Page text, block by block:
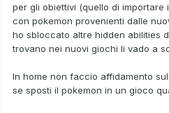
per gli obiettivi (quello di importare
con pokemon provenienti dalle
ho sbloccato altre hidden abilities
trovano nei nuovi giochi li vado a
In home non faccio affidamento
se sposti il pokemon in un gioco